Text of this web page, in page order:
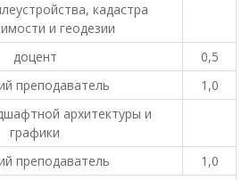
кадастра
и геодезии
доцент
0,5
преподаватель
1,0
архитектуры и
графики
преподаватель
1,0